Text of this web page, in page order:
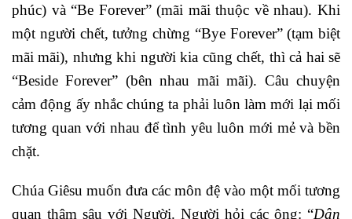
phúc) và “Be Forever” (mãi mãi thuộc về nhau). Khi
một người chết, tưởng chừng “Bye Forever” (tạm biệt
mãi mãi), nhưng khi người kia cũng chết, thì cả hai sẽ
“Beside Forever” (bên nhau mãi mãi). Câu chuyện
cảm động ấy nhắc chúng ta phải luôn làm mới lại mối
tương quan với nhau để tình yêu luôn mới mẻ và bền
chặt.
Chúa Giêsu muốn đưa các môn đệ vào một mối tương
quan thâm sâu với Người. Người hỏi các ông: “Dân